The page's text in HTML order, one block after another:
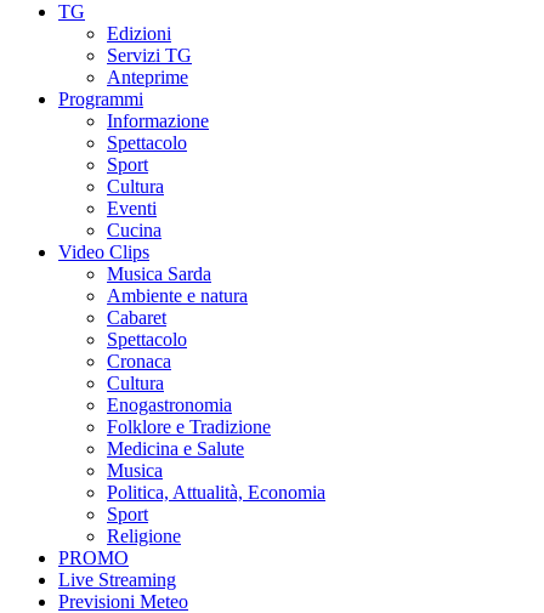
TG
Edizioni
Servizi TG
Anteprime
Programmi
Informazione
Spettacolo
Sport
Cultura
Eventi
Cucina
Video Clips
Musica Sarda
Ambiente e natura
Cabaret
Spettacolo
Cronaca
Cultura
Enogastronomia
Folklore e Tradizione
Medicina e Salute
Musica
Politica, Attualità, Economia
Sport
Religione
PROMO
Live Streaming
Previsioni Meteo